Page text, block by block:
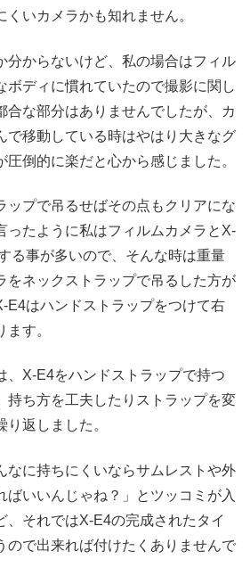
いカメラかも知れません。
分からないけど、私の場合はフィル
ボディに慣れていたので撮影に関し
合な部分はありませんでしたが、カ
で移動している時はやはり大きなグ
圧倒的に楽だと心から感じました。
ップで吊るせばその点もクリアにな
ったように私はフィルムカメラとX-
る事が多いので、そんな時は重量
をネックストラップで吊るした方が
E4はハンドストラップをつけて右
す。
、X-E4をハンドストラップで持つ
持ち方を工夫したりストラップを変
り返しました。
なに持ちにくいならサムレストや外
ばいいんじゃね？」とツッコミが入
、それではX-E4の完成されたタイ
ので出来れば付けたくありませんで